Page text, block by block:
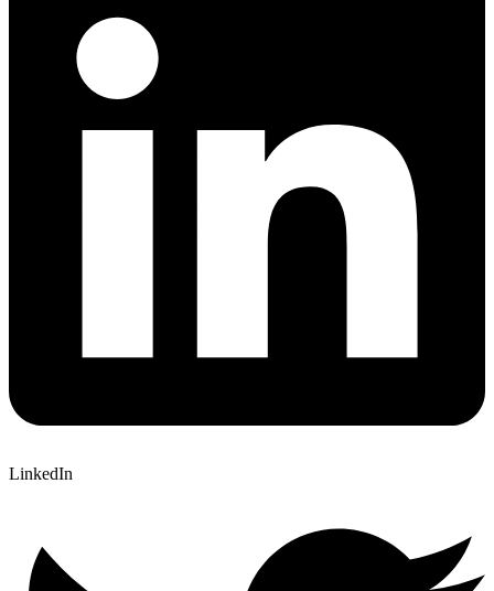
LinkedIn